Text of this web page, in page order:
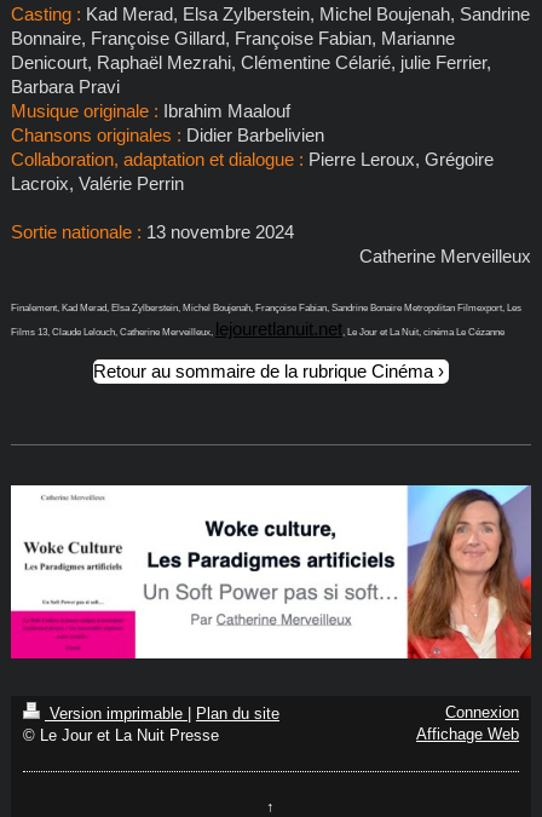
Casting : Kad Merad, Elsa Zylberstein, Michel Boujenah, Sandrine
Bonnaire, Françoise Gillard, Françoise Fabian, Marianne
Denicourt, Raphaël Mezrahi, Clémentine Célarié, julie Ferrier,
Barbara Pravi
Musique originale : Ibrahim Maalouf
Chansons originales : Didier Barbelivien
Collaboration, adaptation et dialogue : Pierre Leroux, Grégoire
Lacroix, Valérie Perrin
Sortie nationale : 13 novembre 2024
Catherine Merveilleux
Finalement, Kad Merad, Elsa Zylberstein, Michel Boujenah, Françoise Fabian, Sandrine Bonaire Metropolitan Filmexport, Les
Films 13, Claude Lelouch, Catherine Merveilleux, lejouretlanuit.net, Le Jour et La Nuit, cinéma Le Cézanne
Retour au sommaire de la rubrique Cinéma
Version imprimable
Plan du site
© Le Jour et La Nuit Presse
Connexion
Affichage Web
↑